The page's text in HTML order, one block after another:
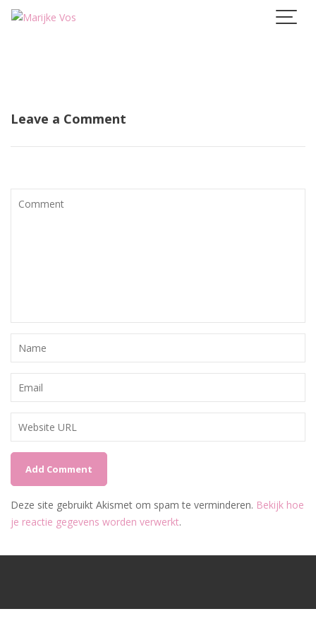
Skip
Leave a Comment
Deze site gebruikt Akismet om spam te verminderen. Bekijk hoe
je reactie gegevens worden verwerkt.